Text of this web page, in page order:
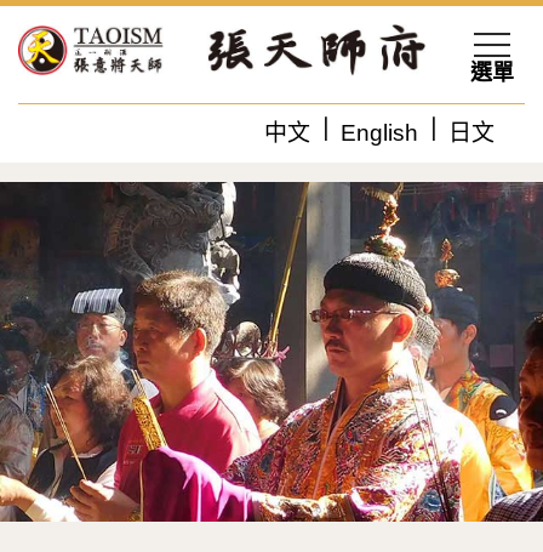
中文 English 日文
選單